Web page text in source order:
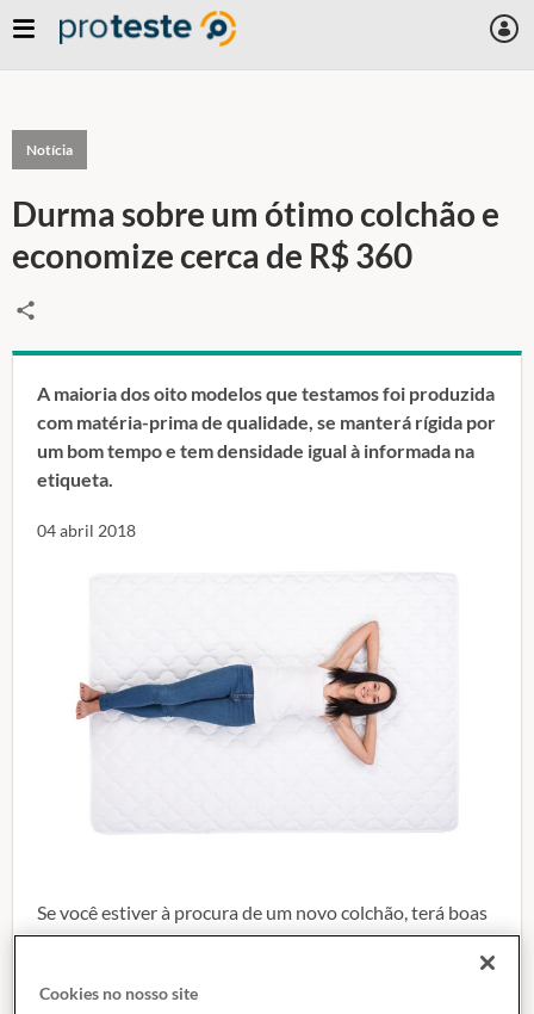
Notícia
Durma sobre um ótimo colchão e
economize cerca de R$ 360
A maioria dos oito modelos que testamos foi produzida
com matéria-prima de qualidade, se manterá rígida por
um bom tempo e tem densidade igual à informada na
etiqueta.
04 abril 2018
Se você estiver à procura de um novo colchão, terá boas
opções de escolha nas lojas. Isso porque, dos oito
modelos avaliados recentemente, só dois tiveram notas
medianas e os demais se saíram muito bem. Os
Cookies no nosso site